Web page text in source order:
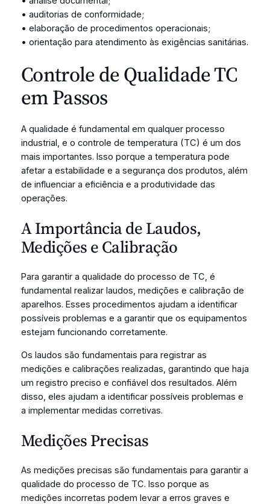
• auditorias de conformidade;
• elaboração de procedimentos operacionais;
• orientação para atendimento às exigências sanitárias.
Controle de Qualidade TC
em Passos
A qualidade é fundamental em qualquer processo
industrial, e o controle de temperatura (TC) é um dos
mais importantes. Isso porque a temperatura pode
afetar a estabilidade e a segurança dos produtos, além
de influenciar a eficiência e a produtividade das
operações.
A Importância de Laudos,
Medições e Calibração
Para garantir a qualidade do processo de TC, é
fundamental realizar laudos, medições e calibração de
aparelhos. Esses procedimentos ajudam a identificar
possíveis problemas e a garantir que os equipamentos
estejam funcionando corretamente.
Os laudos são fundamentais para registrar as
medições e calibrações realizadas, garantindo que haja
um registro preciso e confiável dos resultados. Além
disso, eles ajudam a identificar possíveis problemas e
a implementar medidas corretivas.
Medições Precisas
As medições precisas são fundamentais para garantir a
qualidade do processo de TC. Isso porque as
medições incorretas podem levar a erros graves e